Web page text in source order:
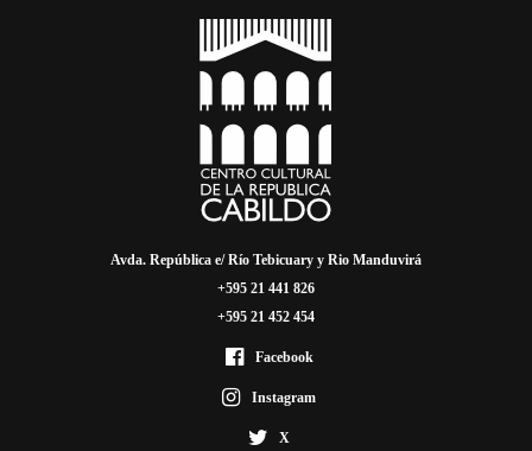
Avda. República e/ Río Tebicuary y Rio Manduvirá
+595 21 441 826
+595 21 452 454
Facebook
Instagram
X